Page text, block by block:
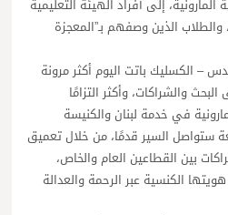
المارونية، إلى أفراد الهيئة التعليمية
والطلاب الذين وصفهم بـ”المعجزة
– الكسليك باتت اليوم أكثر مرونة
والشراكات، وأكثر التزامًا
في خدمة لبنان والكنيسة
ستواصل السير قدمًا، من خلال تعميق
بين القطاعين العام والخاص،
الكنسية عبر الرحمة والعدالة